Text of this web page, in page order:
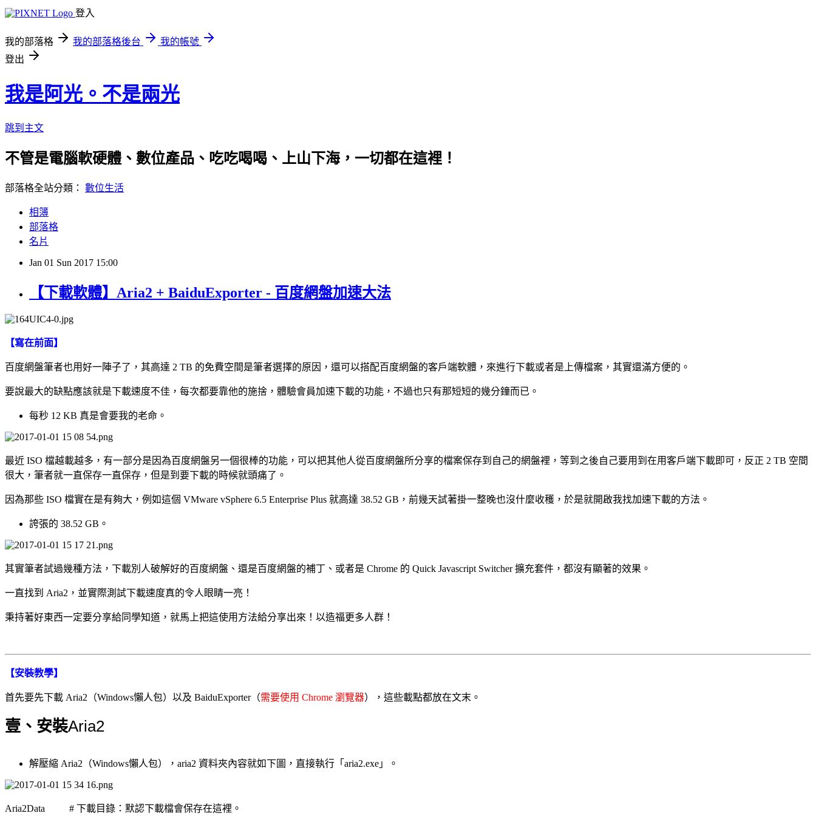
登入
我的部落格 我的部落格後台
我的帳號
登出
我是阿光。不是兩光
跳到主文
不管是電腦軟硬體、數位產品、吃吃喝喝、上山下海，一切都在這裡！
部落格全站分類： 數位生活
相簿
部落格
名片
Jan 01 Sun 2017 15:00
【下載軟體】Aria2 + BaiduExporter - 百度網盤加速大法
【寫在前面】
百度網盤筆者也用好一陣子了，其高達 2 TB 的免費空間是筆者選擇的原因，還可以搭配百度網盤的客戶端軟體，來進行下載或者是上傳檔案，其實還滿方便的。
要說最大的缺點應該就是下載速度不佳，每次都要靠他的施捨，體驗會員加速下載的功能，不過也只有那短短的幾分鐘而已。
每秒 12 KB 真是會要我的老命。
最近 ISO 檔越載越多，有一部分是因為百度網盤另一個很棒的功能，可以把其他人從百度網盤所分享的檔案保存到自己的網盤裡，等到之後自己要用到在用客戶端下載即可，反正 2 TB 空間
很大，筆者就一直保存一直保存，但是到要下載的時候就頭痛了。
因為那些 ISO 檔實在是有夠大，例如這個 VMware vSphere 6.5 Enterprise Plus 就高達 38.52 GB，前幾天試著掛一整晚也沒什麼收穫，於是就開啟我找加速下載的方法。
誇張的 38.52 GB。
其實筆者試過幾種方法，下載別人破解好的百度網盤、還是百度網盤的補丁、或者是 Chrome 的 Quick Javascript Switcher 擴充套件，都沒有顯著的效果。
一直找到 Aria2，並實際測試下載速度真的令人眼睛一亮！
秉持著好東西一定要分享給同學知道，就馬上把這使用方法給分享出來！以造福更多人群！
【安裝教學】
首先要先下載 Aria2（Windows懶人包）以及 BaiduExporter（需要使用 Chrome 瀏覽器），這些載點都放在文末。
壹、安裝Aria2
解壓縮 Aria2（Windows懶人包），aria2 資料夾內容就如下圖，直接執行「aria2.exe」。
Aria2Data # 下載目錄：默認下載檔會保存在這裡。